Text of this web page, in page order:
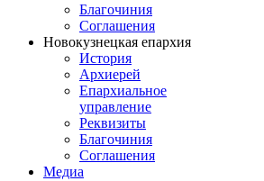
Благочиния
Соглашения
Новокузнецкая епархия
История
Архиерей
Епархиальное
управление
Реквизиты
Благочиния
Соглашения
Медиа